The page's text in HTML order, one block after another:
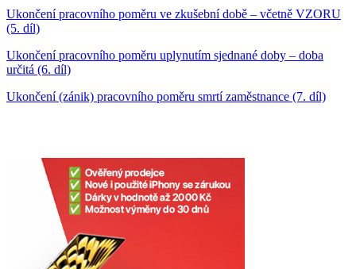
Ukončení pracovního poměru ve zkušební době – včetně VZORU
(5. díl)
Ukončení pracovního poměru uplynutím sjednané doby – doba
určitá (6. díl)
Ukončení (zánik) pracovního poměru smrtí zaměstnance (7. díl)